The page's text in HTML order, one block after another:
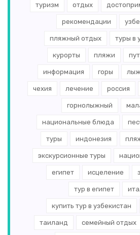
туризм отдых
рекомендации
пляжный отдых туры в
курорты пляжи
информация горы
чехия лечение россия
горнолыжный
национальные блюда
туры индонезия
экскурсионные туры
египет исцеление
тур в египет
купить тур в узбекистан
таиланд семейный отдых